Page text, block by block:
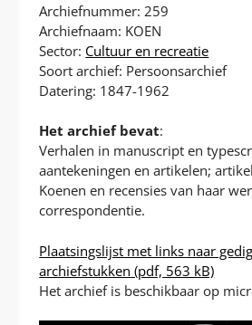
Archiefnummer: 259
Archiefnaam: KOEN
Sector: Cultuur en recreatie
Soort archief: Persoonsarchief
Datering: 1847-1962
Het archief bevat:
Verhalen in manuscript en
aantekeningen en artikelen;
Koenen en recensies van haar
correspondentie.
Plaatsingslijst met links naar
archiefstukken (pdf, 563 kB)
Het archief is beschikbaar op